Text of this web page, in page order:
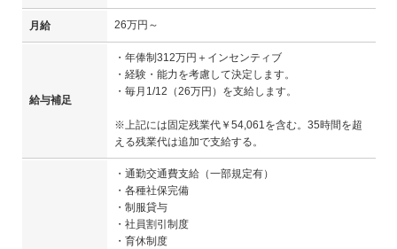
月給 26万円～
給与補足
・年俸制312万円＋インセンティブ
・経験・能力を考慮して決定します。
・毎月1/12（26万円）を支給します。
※上記には固定残業代￥54,061を含む。35時間を超
える残業代は追加で支給する。
・通勤交通費支給（一部規定有）
・各種社保完備
・制服貸与
・社員割引制度
・育休制度